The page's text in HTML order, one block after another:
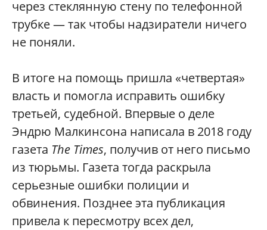
через стеклянную стену по телефонной
трубке — так чтобы надзиратели ничего
не поняли.
В итоге на помощь пришла «четвертая»
власть и помогла исправить ошибку
третьей, судебной. Впервые о деле
Эндрю Малкинсона написала в 2018 году
газета The Times, получив от него письмо
из тюрьмы. Газета тогда раскрыла
серьезные ошибки полиции и
обвинения. Позднее эта публикация
привела к пересмотру всех дел,